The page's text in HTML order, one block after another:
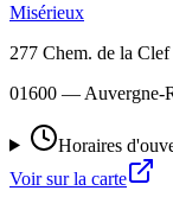
Misérieux
277 Chem. de la
01600 — Auvergne-
Horaires
Voir sur la carte